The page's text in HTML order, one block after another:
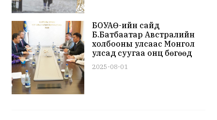
БОУАӨ-ийн сайд
Б.Батбаатар Австралийн
холбооны улсаас Монгол
улсад суугаа онц бөгөөд
бүрэн эрхт элчин сайд ноён
Лео Зэн тэргүүтэй
2025-08-01